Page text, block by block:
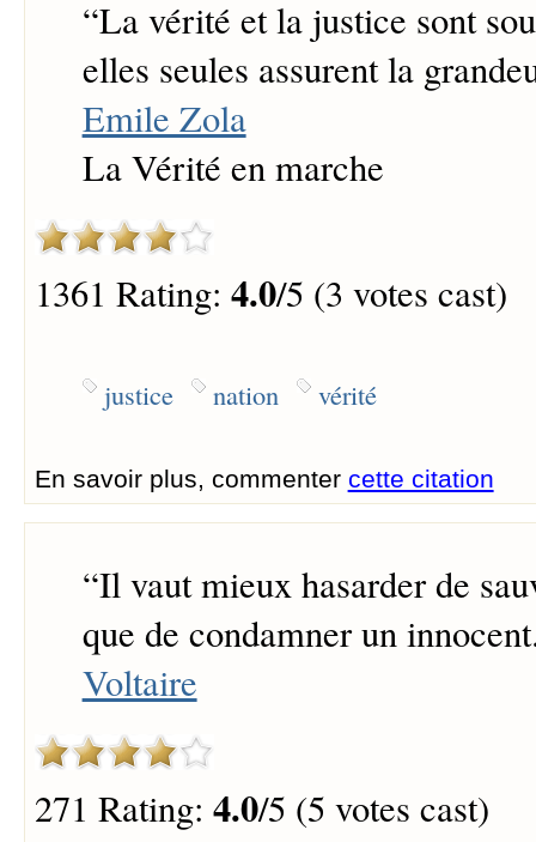
“La vérité et la justice sont
elles seules assurent la
Emile Zola
La Vérité en marche
1361 Rating: 4.0/5 (3 votes cast)
justice nation vérité
En savoir plus, commenter cette citation
“Il vaut mieux hasarder de
que de condamner un
Voltaire
271 Rating: 4.0/5 (5 votes cast)